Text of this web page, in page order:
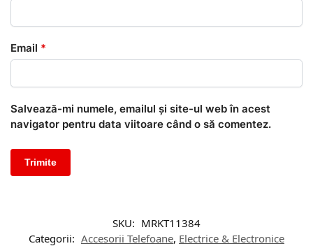
Email *
Salvează-mi numele, emailul și site-ul web în acest
navigator pentru data viitoare când o să comentez.
SKU: MRKT11384
Categorii: Accesorii Telefoane, Electrice & Electronice